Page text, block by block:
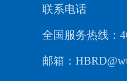
联系电话
全国服务热线：
邮箱：